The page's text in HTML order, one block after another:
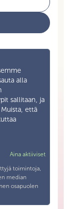
alla
sallitaan, ja
että
Aina aktiiviset
toimintoja,
median
osapuolen